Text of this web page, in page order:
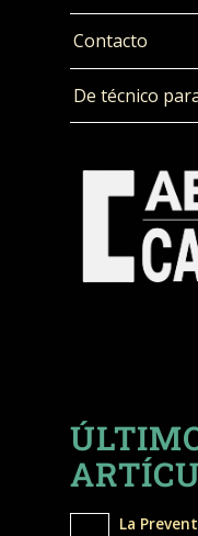
Contacto
De técnico
La